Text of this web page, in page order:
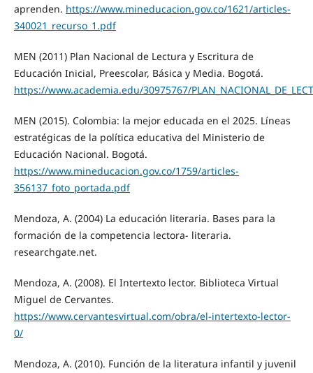
aprenden. https://www.mineducacion.gov.co/1621/articles-
340021_recurso_1.pdf
MEN (2011) Plan Nacional de Lectura y Escritura de
Educación Inicial, Preescolar, Básica y Media. Bogotá.
https://www.academia.edu/30975767/
MEN (2015). Colombia: la mejor educada en el 2025. Líneas
estratégicas de la política educativa del Ministerio de
Educación Nacional. Bogotá.
https://www.mineducacion.gov.co/1759/articles-
356137_foto_portada.pdf
Mendoza, A. (2004) La educación literaria. Bases para la
formación de la competencia lectora- literaria.
researchgate.net.
Mendoza, A. (2008). El Intertexto lector. Biblioteca Virtual
Miguel de Cervantes.
https://www.cervantesvirtual.com/obra/el-intertexto-lector-
0/
Mendoza, A. (2010). Función de la literatura infantil y juvenil